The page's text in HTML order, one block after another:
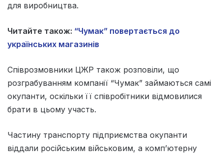
для виробництва.
Читайте також: “Чумак” повертається до
українських магазинів
Співрозмовники ЦЖР також розповіли, що
розграбуванням компанії “Чумак” займаються самі
окупанти, оскільки її співробітники відмовилися
брати в цьому участь.
Частину транспорту підприємства окупанти
віддали російським військовим, а комп’ютерну